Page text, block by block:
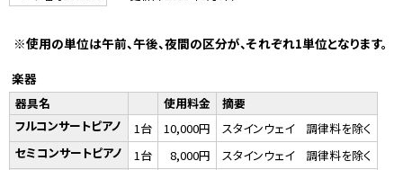
※使用の単位は午前、午後、夜間の区分が、それぞれ1単位となります。
楽器
器具名 使用料金
摘要
フルコンサートピアノ
1台 10,000円
スタインウェイ 調律料を除く
セミコンサートピアノ
1台 8,000円
スタインウェイ 調律料を除く